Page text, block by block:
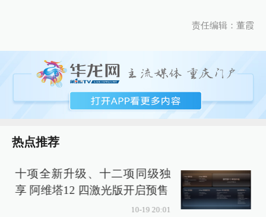
责任编辑：董霞
热点推荐
十项全新升级、十二项同级独
享 阿维塔12 四激光版开启预售
10-19 20:01